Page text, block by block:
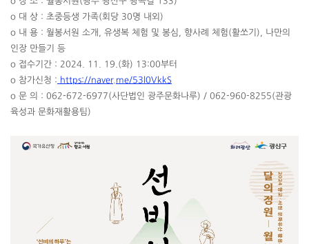
o 대 상 : 초중등생 가족(회당 30명 내외)
o 내 용 : 월봉서원 소개, 유생복 체험 및 봉심, 향사례 체험(활쏘기), 나만의
인장 만들기 등
o 접수기간 : 2024. 11. 19.(화) 13:00부터
o 참가신청 : https://naver.me/53l0VkkS
o 문 의 : 062-672-6977(사단법인 광주문화나루) / 062-960-8255(관광
육성과 문화재활용팀)